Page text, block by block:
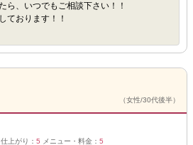
ら、いつでもご相談下さい！！
ております！！
（女性/30代後半）
上がり： 5 メニュー・料金： 5